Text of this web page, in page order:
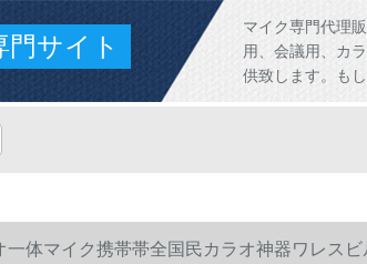
門サイト
マイク専門代理
用、会議用、カ
供致します。も
一体マイク携帯帯全国民カラオ神器ワレス